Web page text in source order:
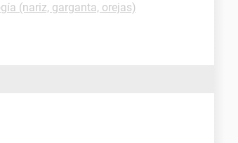
(nariz, garganta, orejas)